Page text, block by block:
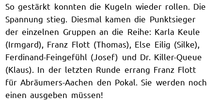
So gestärkt konnten die Kugeln wieder rollen. Die
Spannung stieg. Diesmal kamen die Punktsieger
der einzelnen Gruppen an die Reihe: Karla Keule
(Irmgard), Franz Flott (Thomas), Else Eilig (Silke),
Ferdinand-Feingefühl (Josef) und Dr. Killer-Queue
(Klaus). In der letzten Runde errang Franz Flott
für Abräumers-Aachen den Pokal. Sie werden noch
einen ausgeben müssen!